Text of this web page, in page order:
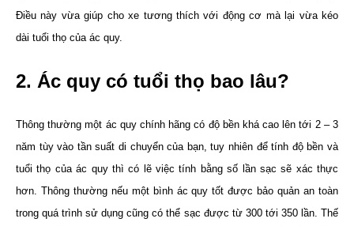
Điều này vừa giúp cho xe tương thích với động cơ mà lại vừa kéo
dài tuổi thọ của ác quy.
2. Ác quy có tuổi thọ bao lâu?
Thông thường một ác quy chính hãng có độ bền khá cao lên tới 2 – 3
năm tùy vào tần suất di chuyển của bạn, tuy nhiên để tính độ bền và
tuổi thọ của ác quy thì có lẽ việc tính bằng số lần sạc sẽ xác thực
hơn. Thông thường nếu một bình ác quy tốt được bảo quản an toàn
trong quá trình sử dụng cũng có thể sạc được từ 300 tới 350 lần. Thế